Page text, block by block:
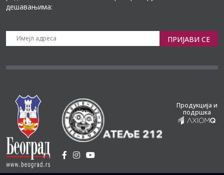
дешавањима:
ПРИЈАВИ СЕ
Продукција и
подршка